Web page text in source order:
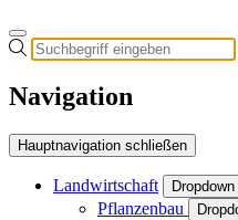
Navigation
Hauptnavigation schließen
Landwirtschaft
Pflanzenbau